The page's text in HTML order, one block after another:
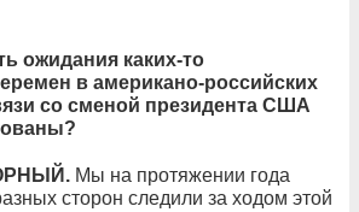
ожидания каких-то
в американо-российских
со сменой президента США
Мы на протяжении года
сторон следили за ходом этой